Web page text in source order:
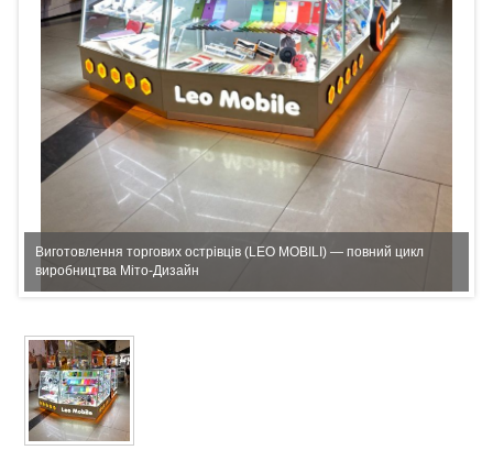
Виготовлення торгових острівців (LEO MOBILI) — повний цикл
виробництва Міто-Дизайн